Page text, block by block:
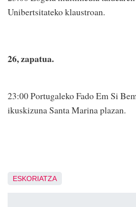
Unibertsitateko klaustroan.
26, zapatua.
23:00 Portugaleko Fado Em Si
ikuskizuna Santa Marina plazan.
ESKORIATZA